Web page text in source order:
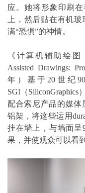
应。她将形象印刷在
上，然后贴在有机
满“恐惧”的神情。
《计算机辅助绘图
Assisted Drawings:
年）基于20世纪
SGI（
配合索尼产品的媒体
铝架，将这些运用
挂在墙上，与墙面呈
果，并使观众可以看